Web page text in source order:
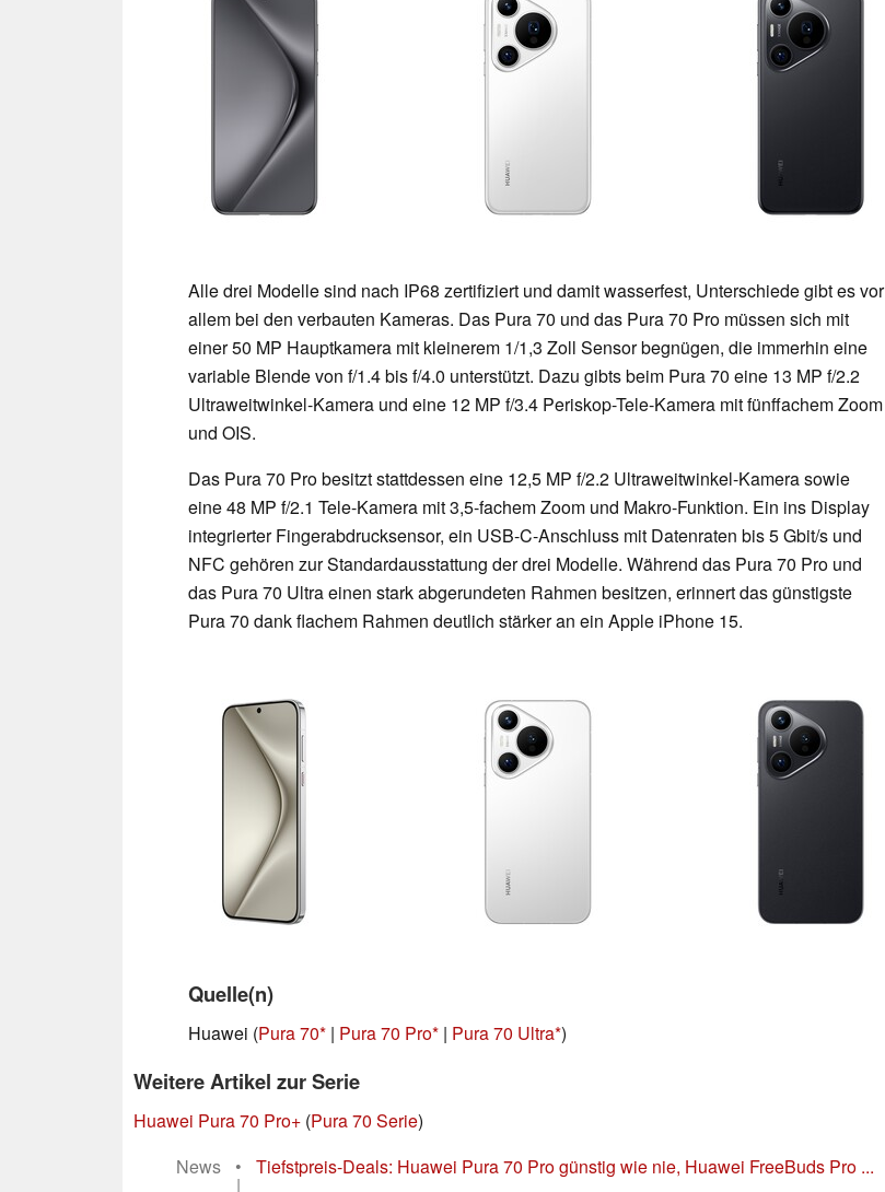
Alle drei Modelle sind nach IP68 zertifiziert und damit wasserfest, Unterschiede gibt es vor
allem bei den verbauten Kameras. Das Pura 70 und das Pura 70 Pro müssen sich mit
einer 50 MP Hauptkamera mit kleinerem 1/1,3 Zoll Sensor begnügen, die immerhin eine
variable Blende von f/1.4 bis f/4.0 unterstützt. Dazu gibts beim Pura 70 eine 13 MP f/2.2
Ultraweitwinkel-Kamera und eine 12 MP f/3.4 Periskop-Tele-Kamera mit fünffachem Zoom
und OIS.
Das Pura 70 Pro besitzt stattdessen eine 12,5 MP f/2.2 Ultraweitwinkel-Kamera sowie
eine 48 MP f/2.1 Tele-Kamera mit 3,5-fachem Zoom und Makro-Funktion. Ein ins Display
integrierter Fingerabdrucksensor, ein USB-C-Anschluss mit Datenraten bis 5 Gbit/s und
NFC gehören zur Standardausstattung der drei Modelle. Während das Pura 70 Pro und
das Pura 70 Ultra einen stark abgerundeten Rahmen besitzen, erinnert das günstigste
Pura 70 dank flachem Rahmen deutlich stärker an ein Apple iPhone 15.
Quelle(n)
Huawei (Pura 70 | Pura 70 Pro | Pura 70 Ultra )
Weitere Artikel zur Serie
Huawei Pura 70 Pro+ (Pura 70 Serie)
News
• Tiefstpreis-Deals: Huawei Pura 70 Pro günstig wie nie, Huawei FreeBuds Pro ...
|